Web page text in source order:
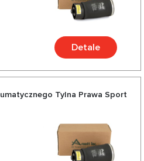
Detale
Tylna Prawa Sport